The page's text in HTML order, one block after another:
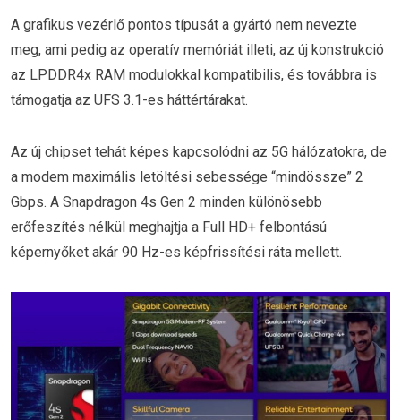
A grafikus vezérlő pontos típusát a gyártó nem nevezte
meg, ami pedig az operatív memóriát illeti, az új konstrukció
az LPDDR4x RAM modulokkal kompatibilis, és továbbra is
támogatja az UFS 3.1-es háttértárakat.
Az új chipset tehát képes kapcsolódni az 5G hálózatokra, de
a modem maximális letöltési sebessége “mindössze” 2
Gbps. A Snapdragon 4s Gen 2 minden különösebb
erőfeszítés nélkül meghajtja a Full HD+ felbontású
képernyőket akár 90 Hz-es képfrissítési ráta mellett.